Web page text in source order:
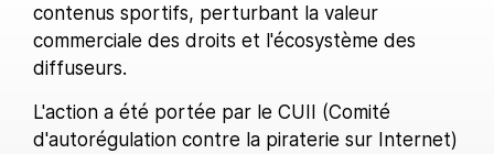
contenus sportifs, perturbant la valeur
commerciale des droits et l'écosystème des
diffuseurs.
L'action a été portée par le CUII (Comité
d'autorégulation contre la piraterie sur Internet)